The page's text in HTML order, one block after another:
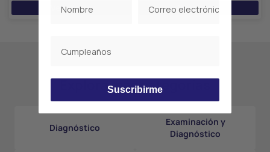
Ver precio Ver precio
Explora más categorías
Diagnóstico
Examinación y
Diagnóstico
Suscribirme